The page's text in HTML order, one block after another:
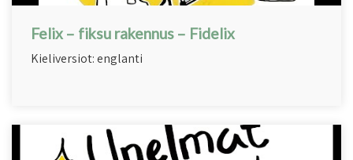
Felix – fiksu rakennus – Fidelix
Kieliversiot: englanti